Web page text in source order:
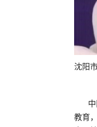
沈阳
中国
教育